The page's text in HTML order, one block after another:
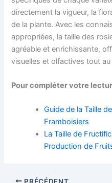
directement la vigueur, la
de la plante. Avec les
appropriées, la taille des
agréable et enrichissante,
visuelles et olfactives tout au
Pour compléter votre
Guide de la Taille
Framboisiers
La Taille de
Production de
PRÉCÉDENT